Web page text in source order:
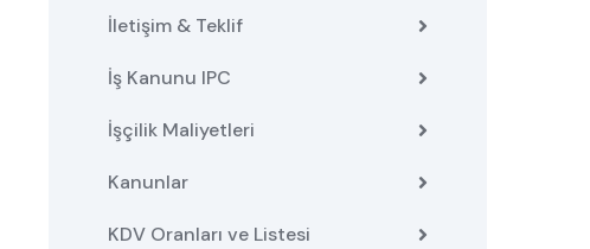
İletişim & Teklif
İş Kanunu IPC
İşçilik Maliyetleri
Kanunlar
KDV Oranları ve Listesi